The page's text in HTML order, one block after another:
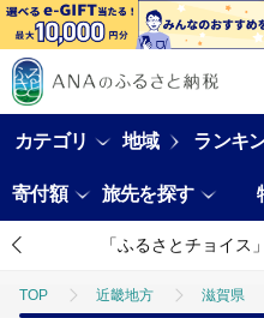
カテゴリ 地域 ランキ
寄付額 旅先を探す
「ふるさとチョイス
TOP 近畿地方 滋賀県